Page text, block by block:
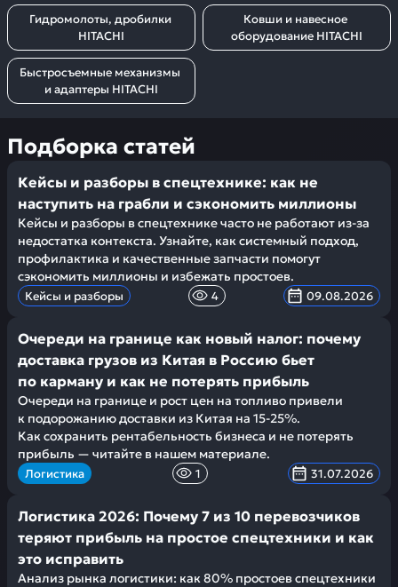
Гидромолоты, дробилки
HITACHI
Ковши и навесное
оборудование HITACHI
Быстросъемные механизмы
и адаптеры HITACHI
Подборка статей
Кейсы и разборы в спецтехнике: как не
наступить на грабли и сэкономить миллионы
Кейсы и разборы в спецтехнике часто не работают из-за
недостатка контекста. Узнайте, как системный подход,
профилактика и качественные запчасти помогут
сэкономить миллионы и избежать простоев.
Кейсы и разборы 4 09.08.2026
Очереди на границе как новый налог: почему
доставка грузов из Китая в Россию бьет
по карману и как не потерять прибыль
Очереди на границе и рост цен на топливо привели
к подорожанию доставки из Китая на 15-25%.
Как сохранить рентабельность бизнеса и не потерять
прибыль — читайте в нашем материале.
Логистика 1 31.07.2026
Логистика 2026: Почему 7 из 10 перевозчиков
теряют прибыль на простое спецтехники и как
это исправить
Анализ рынка логистики: как 80% простоев спецтехники